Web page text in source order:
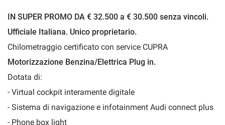
IN SUPER PROMO DA € 32.500 a € 30.500 senza vincoli.
Ufficiale Italiana. Unico proprietario.
Chilometraggio certificato con service CUPRA
Motorizzazione Benzina/Elettrica Plug in.
Dotata di:
- Virtual cockpit interamente digitale
- Sistema di navigazione e infotainment Audi connect plus
- Phone box light
your
choices
any
time.